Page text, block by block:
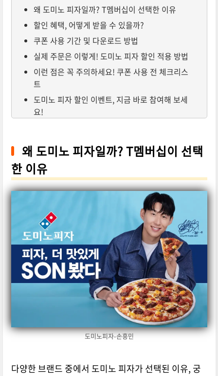
왜 도미노 피자일까? T멤버십이 선택한 이유
할인 혜택, 어떻게 받을 수 있을까?
쿠폰 사용 기간 및 다운로드 방법
실제 주문은 이렇게! 도미노 피자 할인 적용 방법
이런 점은 꼭 주의하세요! 쿠폰 사용 전 체크리스
트
도미노 피자 할인 이벤트, 지금 바로 참여해 보세
요!
왜 도미노 피자일까? T멤버십이 선택
한 이유
도미노피자-손흥민
다양한 브랜드 중에서 도미노 피자가 선택된 이유, 궁